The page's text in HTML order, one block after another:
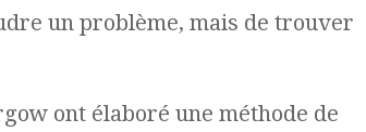
un problème, mais de trouver
ont élaboré une méthode de